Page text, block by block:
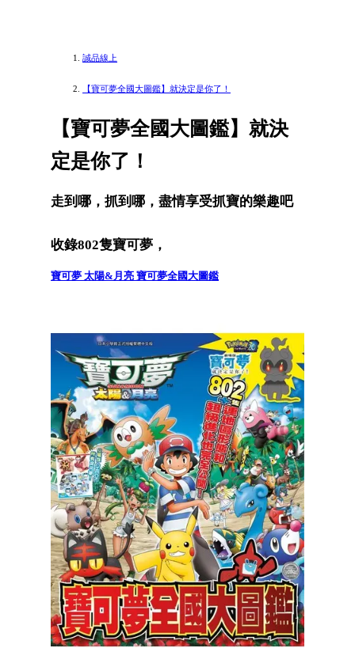
誠品線上
【寶可夢全國大圖鑑】就決定是你了！
【寶可夢全國大圖鑑】就決
定是你了！
走到哪，抓到哪，盡情享受抓寶的樂趣吧
收錄802隻寶可夢，
寶可夢 太陽&月亮 寶可夢全國大圖鑑